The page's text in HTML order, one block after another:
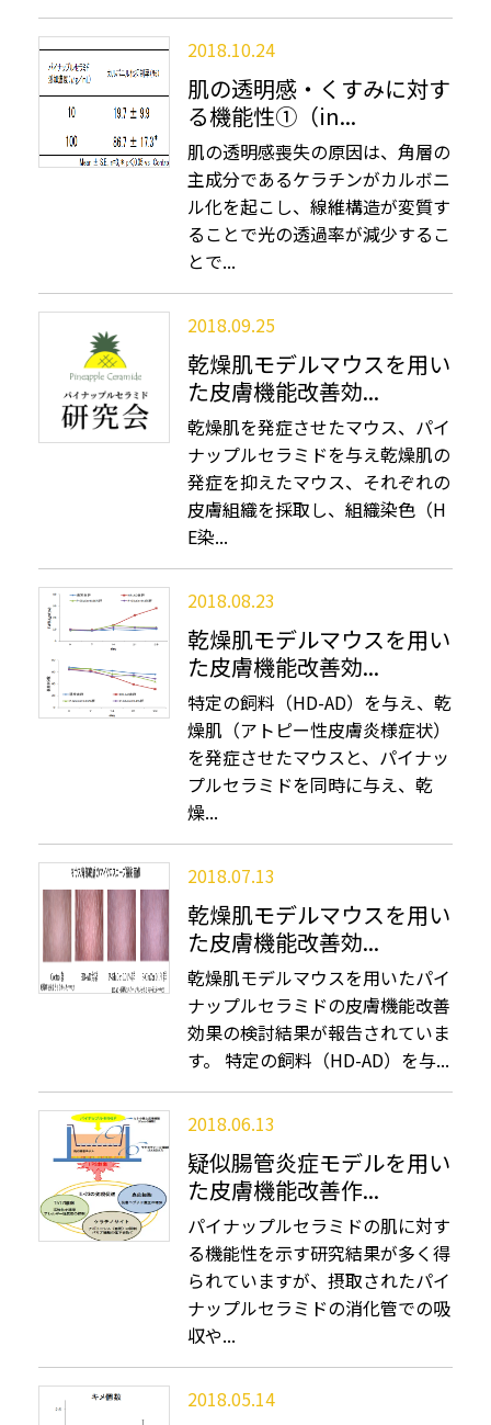
2018.10.24
肌の透明感・くすみに対す
る機能性①（in...
肌の透明感喪失の原因は、角層の
主成分であるケラチンがカルボニ
ル化を起こし、線維構造が変質す
ることで光の透過率が減少するこ
とで...
2018.09.25
乾燥肌モデルマウスを用い
た皮膚機能改善効...
乾燥肌を発症させたマウス、パイ
ナップルセラミドを与え乾燥肌の
発症を抑えたマウス、それぞれの
皮膚組織を採取し、組織染色（H
E染...
2018.08.23
乾燥肌モデルマウスを用い
た皮膚機能改善効...
特定の飼料（HD-AD）を与え、乾
燥肌（アトピー性皮膚炎様症状）
を発症させたマウスと、パイナッ
プルセラミドを同時に与え、乾
燥...
2018.07.13
乾燥肌モデルマウスを用い
た皮膚機能改善効...
乾燥肌モデルマウスを用いたパイ
ナップルセラミドの皮膚機能改善
効果の検討結果が報告されていま
す。 特定の飼料（HD-AD）を与...
2018.06.13
疑似腸管炎症モデルを用い
た皮膚機能改善作...
パイナップルセラミドの肌に対す
る機能性を示す研究結果が多く得
られていますが、摂取されたパイ
ナップルセラミドの消化管での吸
収や...
2018.05.14